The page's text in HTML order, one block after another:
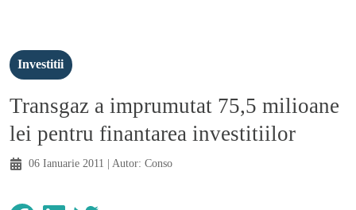
Investitii
Transgaz a imprumutat 75,5 milioane
lei pentru finantarea investitiilor
06 Ianuarie 2011 | Autor: Conso